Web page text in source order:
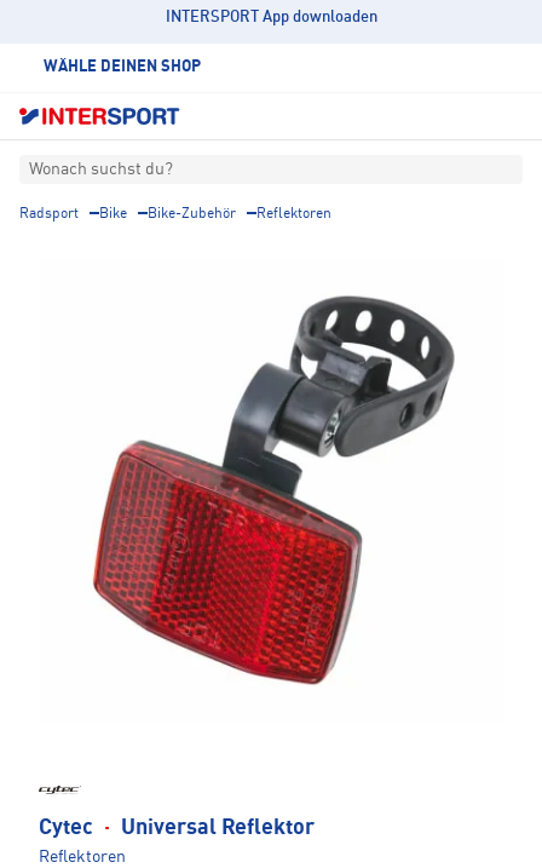
INTERSPORT App downloaden
WÄHLE DEINEN SHOP
Wonach suchst du?
Radsport Bike Bike-Zubehör Reflektoren
Cytec · Universal Reflektor
Reflektoren